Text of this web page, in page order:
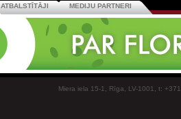
ATBALSTĪTĀJI MEDIJU PARTNERI
Miera iela 15-1, Rīga, LV-1001, t: